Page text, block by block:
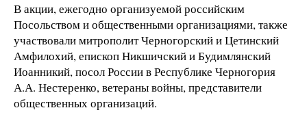
В акции, ежегодно организуемой российским
Посольством и общественными организациями, также
участвовали митрополит Черногорский и Цетинский
Амфилохий, епископ Никшичский и Будимлянский
Иоанникий, посол России в Республике Черногория
А.А. Нестеренко, ветераны войны, представители
общественных организаций.